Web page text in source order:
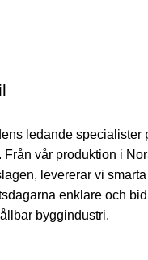
ledande specialister
Från vår produktion i
levererar vi
enklare och
byggindustri.